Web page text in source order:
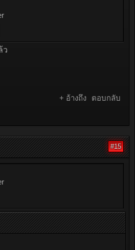
ว
+ อ้างถึง ตอบกลับ
#15